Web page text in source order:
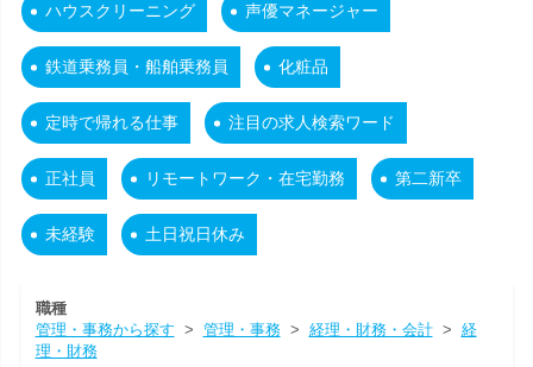
ハウスクリーニング 声優マネージャー
鉄道乗務員・船舶乗務員 化粧品
定時で帰れる仕事 注目の求人検索ワード
正社員 リモートワーク・在宅勤務 第二新卒
未経験 土日祝日休み
職種
管理・事務から探す > 管理・事務> 経理・財務・会計> 経
理・財務